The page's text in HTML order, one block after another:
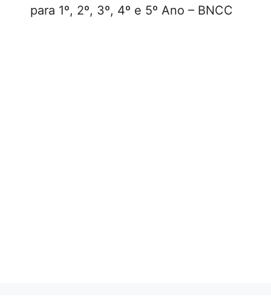
para 1º, 2º, 3º, 4º e 5º Ano – BNCC